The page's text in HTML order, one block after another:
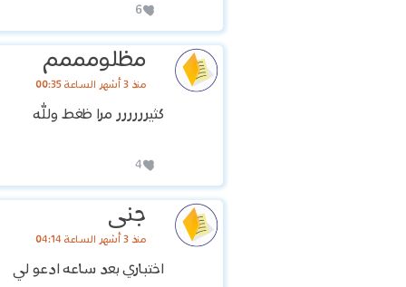
6
مظلومممم
منذ 3 أشهر الساعة 00:35
كثيرررررر مرا ظغط ولله
4
جنى
منذ 3 أشهر الساعة 04:14
اختباري بعد ساعه ادعو لي